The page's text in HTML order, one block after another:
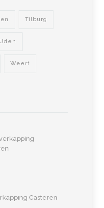
Tilburg
Uden
Weert
Casteren